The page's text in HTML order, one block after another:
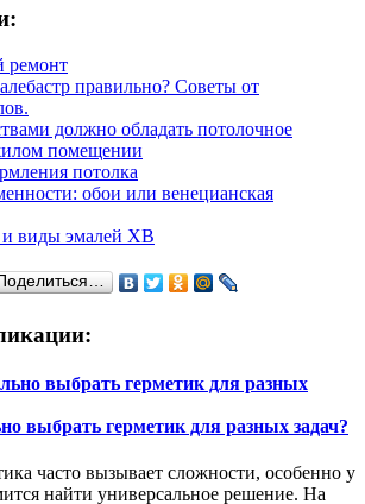
ремонт
правильно? Советы от
должно обладать потолочное
помещении
потолка
обои или венецианская
и виды эмалей ХВ
выбрать герметик для разных задач?
часто вызывает сложности, особенно у
найти универсальное решение. На